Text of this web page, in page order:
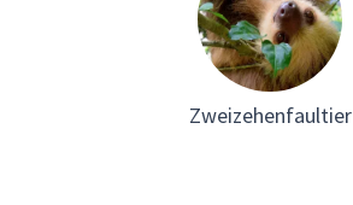
Zweizehenfaultier